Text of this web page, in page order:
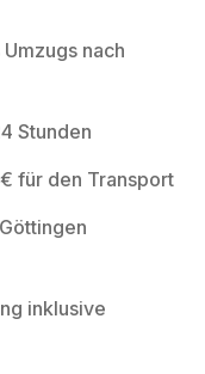
nach
Stunden
für den Transport
inklusive